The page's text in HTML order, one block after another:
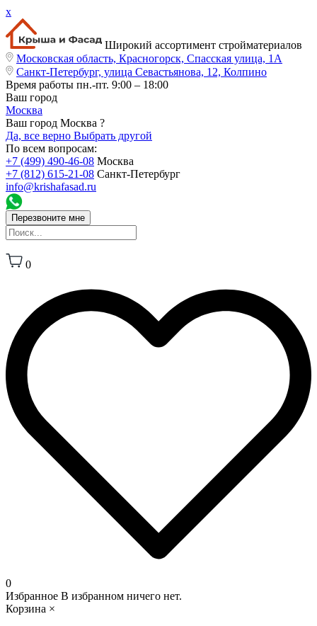
x
Широкий ассортимент стройматериалов
Московская область, Красногорск, Спасская улица, 1А
Санкт-Петербург, улица Севастьянова, 12, Колпино
Время работы пн.-пт. 9:00 – 18:00
Ваш город
Москва
Ваш город Москва ?
Да, все верно Выбрать другой
По всем вопросам:
+7 (499) 490-46-08 Москва
+7 (812) 615-21-08 Санкт-Петербург
info@krishafasad.ru
Перезвоните мне
0
0
Избранное В избранном ничего нет.
Корзина ×